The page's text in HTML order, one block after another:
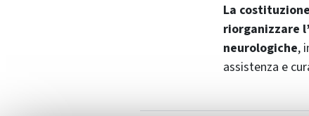
La
riorganizzare
neurologiche,
assistenza e